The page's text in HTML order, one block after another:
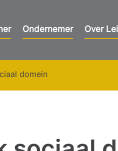
Ondernemer Over
domein